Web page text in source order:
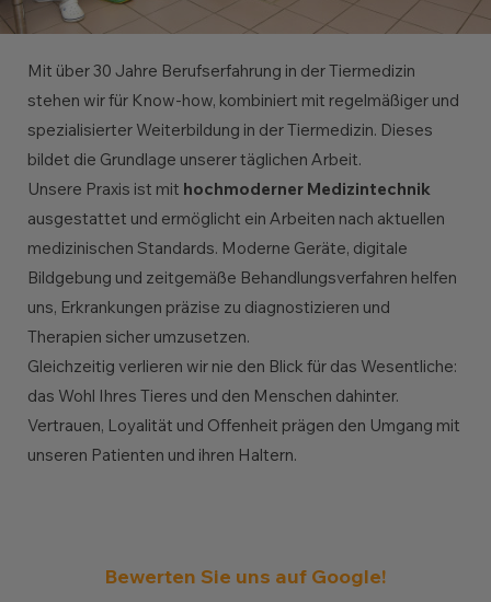
Mit über 30 Jahre Berufserfahrung in der Tiermedizin
stehen wir für Know-how, kombiniert mit regelmäßiger und
spezialisierter Weiterbildung in der Tiermedizin. Dieses
bildet die Grundlage unserer täglichen Arbeit.
Unsere Praxis ist mit hochmoderner Medizintechnik
ausgestattet und ermöglicht ein Arbeiten nach aktuellen
medizinischen Standards. Moderne Geräte, digitale
Bildgebung und zeitgemäße Behandlungsverfahren helfen
uns, Erkrankungen präzise zu diagnostizieren und
Therapien sicher umzusetzen.
Gleichzeitig verlieren wir nie den Blick für das Wesentliche:
das Wohl Ihres Tieres und den Menschen dahinter.
Vertrauen, Loyalität und Offenheit prägen den Umgang mit
unseren Patienten und ihren Haltern.
Bewerten Sie uns auf Google!